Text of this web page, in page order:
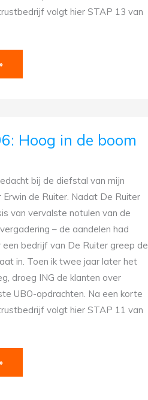
volgt hier STAP 13 van
Hoog in de boom
bij de diefstal van mijn
de Ruiter. Nadat De Ruiter
van vervalste notulen van de
– de aandelen had
een bedrijf van De Ruiter greep de
in. Toen ik twee jaar later het
droeg ING de klanten over
UBO-opdrachten. Na een korte
volgt hier STAP 11 van